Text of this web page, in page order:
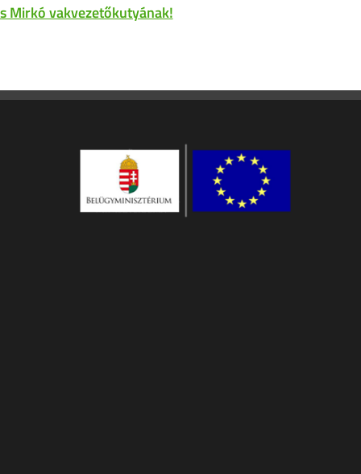
Mirkó vakvezetőkutyának!